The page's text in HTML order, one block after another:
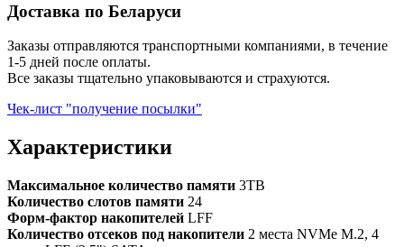
Доставка по Беларуси
Заказы отправляются транспортными компаниями, в течение
1-5 дней после оплаты.
Все заказы тщательно упаковываются и страхуются.
Чек-лист "получение посылки"
Характеристики
Максимальное количество памяти 3TB
Количество слотов памяти 24
Форм-фактор накопителей LFF
Количество отсеков под накопители 2 места NVMe M.2, 4